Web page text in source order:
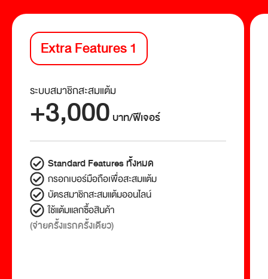
Extra Features 1
ระบบสมาชิกสะสมแต้ม
+3,000 บาท/ฟีเจอร์
Standard Features ทั้งหมด
กรอกเบอร์มือถือเพื่อสะสมแต้ม
บัตรสมาชิกสะสมแต้มออนไลน์
ใช้แต้มแลกซื้อสินค้า
(จ่ายครั้งแรกครั้งเดียว)